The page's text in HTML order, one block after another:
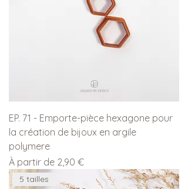
EP. 71 - Emporte-pièce hexagone pour
la création de bijoux en argile
polymere
À partir de 2,90 €
Prix promotionnel
5 tailles